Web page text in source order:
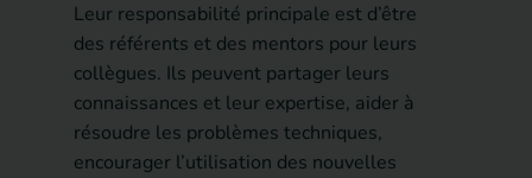
Leur responsabilité principale est d’être
des référents et des mentors pour leurs
collègues. Ils peuvent partager leurs
connaissances et leur expertise, aider à
résoudre les problèmes techniques,
encourager l’utilisation des nouvelles